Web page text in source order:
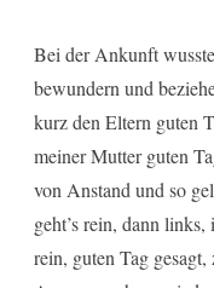
Bei der Ankunft
bewundern und
kurz den Eltern guten
meiner Mutter guten
von Anstand und so
geht’s rein, dann
rein, guten Tag